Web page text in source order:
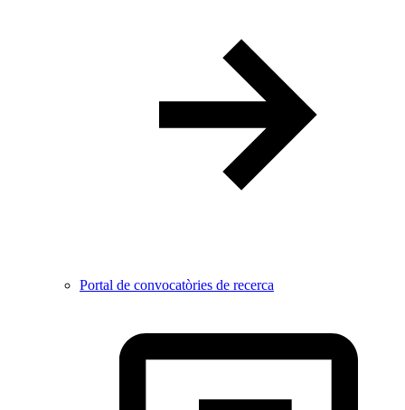
Portal de convocatòries de recerca